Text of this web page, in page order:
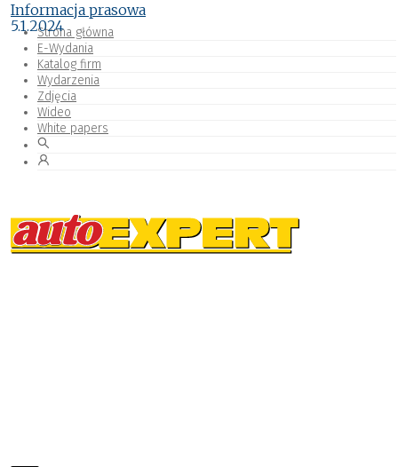
Strona główna
E-Wydania
Katalog firm
Wydarzenia
Zdjęcia
Wideo
White papers
Informacja prasowa
5.1.2024